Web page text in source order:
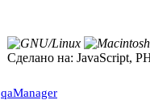
Сделано на: JavaScript,
qaManager